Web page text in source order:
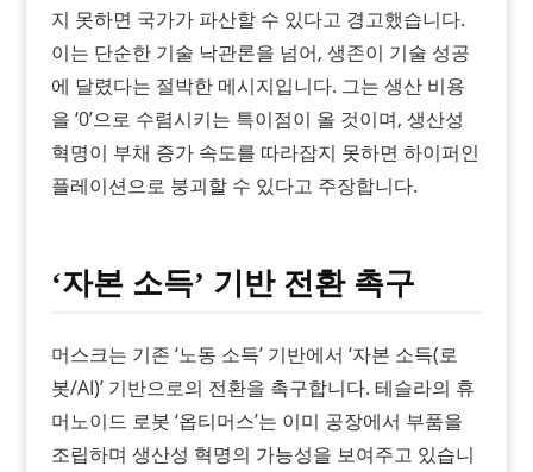
지 못하면 국가가 파산할 수 있다고 경고했습니다.
이는 단순한 기술 낙관론을 넘어, 생존이 기술 성공
에 달렸다는 절박한 메시지입니다. 그는 생산 비용
을 ‘0’으로 수렴시키는 특이점이 올 것이며, 생산성
혁명이 부채 증가 속도를 따라잡지 못하면 하이퍼인
플레이션으로 붕괴할 수 있다고 주장합니다.
‘자본 소득’ 기반 전환 촉구
머스크는 기존 ‘노동 소득’ 기반에서 ‘자본 소득(로
봇/AI)’ 기반으로의 전환을 촉구합니다. 테슬라의 휴
머노이드 로봇 ‘옵티머스’는 이미 공장에서 부품을
조립하며 생산성 혁명의 가능성을 보여주고 있습니